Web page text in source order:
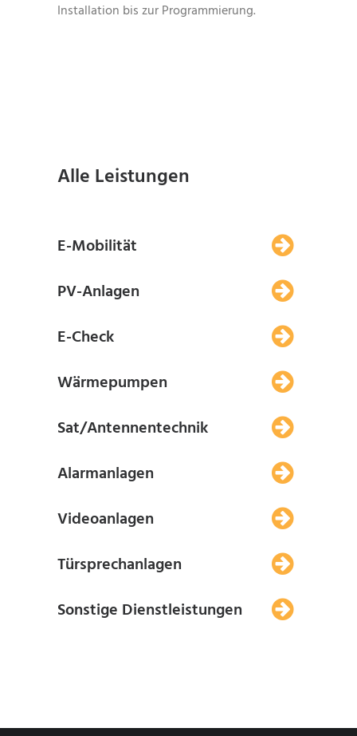
Installation bis zur Programmierung.
Alle Leistungen
E-Mobilität
PV-Anlagen
E-Check
Wärmepumpen
Sat/Antennentechnik
Alarmanlagen
Videoanlagen
Türsprechanlagen
Sonstige Dienstleistungen